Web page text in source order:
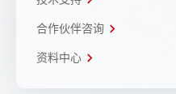
合作伙伴咨询
资料中心